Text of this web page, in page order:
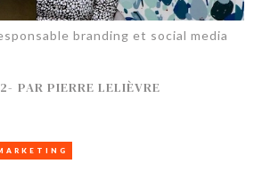
branding et social media
- PAR PIERRE LELIÈVRE